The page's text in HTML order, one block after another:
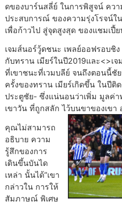
ดของบาร์นสลี่ย์ ในการพิสูจน์ คว
ประสบการณ์ ของความรุ่งโรจน์
เพื่อก้าวไป สู่จุดสูงสุด ของแชมเปี้
เจมส์นอร์วู้ดชนะ เพลย์ออฟรอบชิ
กับทราน เมียร์ในปี2019และ<>เ
ที่เขาชนะที่เวมบลีย์ จนถึงตอนนี้ชั
ครั้งของทราน เมียร์เกิดขึ้น ในปีติ
ประตูชัย- ซึ่งแน่นอนว่าเพิ่ม มูลค่
เขาวัน ที่ถูกสลัก ไว้บนขาของเขา
คุณไม่สามารถ
อธิบาย ความ
รู้สึกของการ
เดินขึ้นบันได
เหล่า นั้นได้”เขา
กล่าวใน การให้
สัมภาษณ์ พิเศษ